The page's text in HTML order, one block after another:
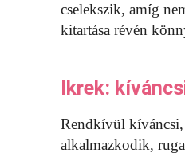
cselekszik, amíg
kitartása révén
Ikrek:
Rendkívül
alkalmazkodik,